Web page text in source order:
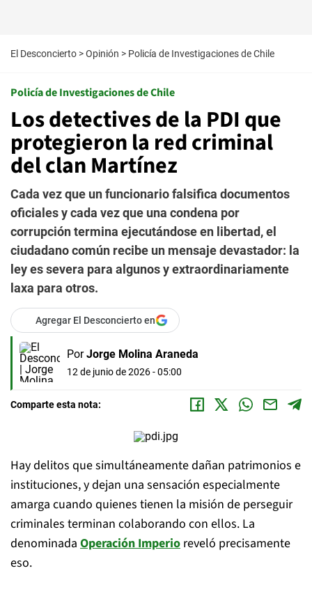
El Desconcierto >Opinión > Policía de Investigaciones de Chile
Policía de Investigaciones de Chile
Los detectives de la PDI que
protegieron la red criminal
del clan Martínez
Cada vez que un funcionario falsifica documentos
oficiales y cada vez que una condena por
corrupción termina ejecutándose en libertad, el
ciudadano común recibe un mensaje devastador: la
ley es severa para algunos y extraordinariamente
laxa para otros.
Agregar El Desconcierto en
Por Jorge Molina Araneda
12 de junio de 2026 - 05:00
Comparte esta nota:
Hay delitos que simultáneamente dañan patrimonios e
instituciones, y dejan una sensación especialmente
amarga cuando quienes tienen la misión de perseguir
criminales terminan colaborando con ellos. La
denominada Operación Imperio reveló precisamente
eso.